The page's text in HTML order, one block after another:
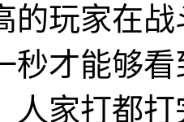
的玩家在
秒才能够
人家打都